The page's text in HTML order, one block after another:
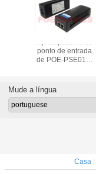
Injetor passivo do
ponto de entrada
de POE-PSE01M
Mude a língua
Casa|